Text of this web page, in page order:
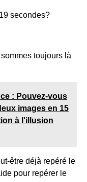
19 secondes?
toujours là
: Pouvez-vous
images en 15
à l'illusion
être déjà repéré le
pour repérer le